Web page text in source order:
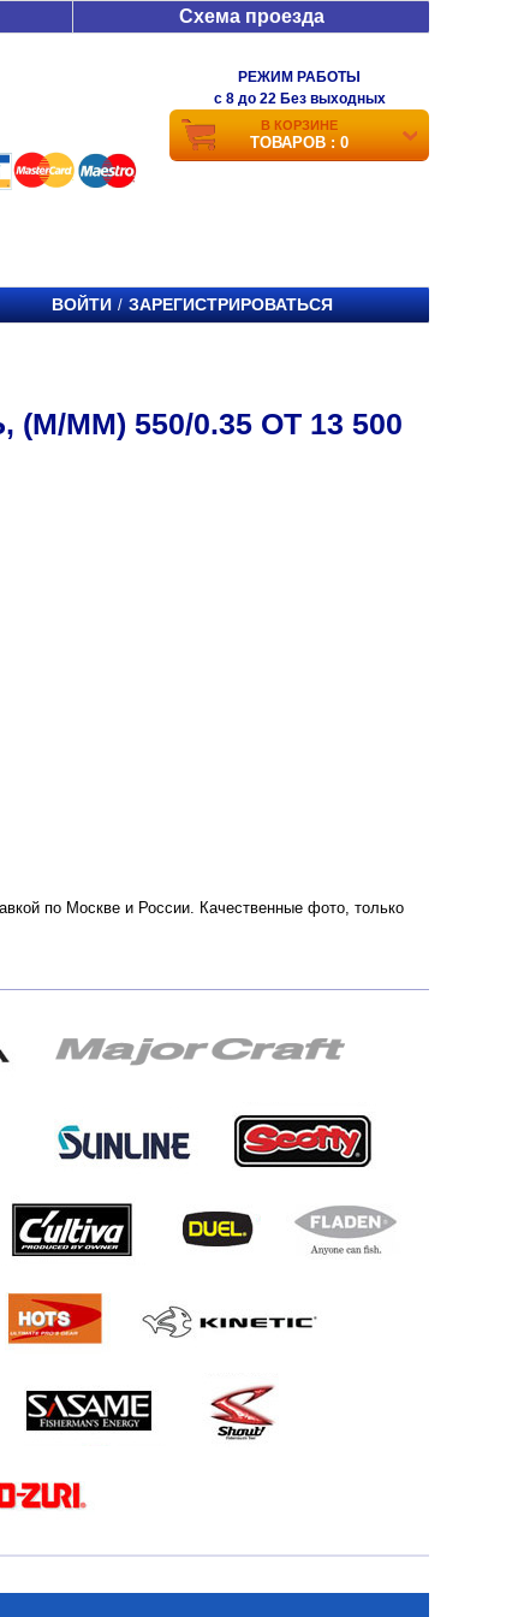
Схема проезда
РЕЖИМ РАБОТЫ
c 8 до 22 Без выходных
В КОРЗИНЕ
ТОВАРОВ : 0
ВОЙТИ / ЗАРЕГИСТРИРОВАТЬСЯ
(М/ММ) 550/0.35 ОТ 13 500
по Москве и России. Качественные фото, только